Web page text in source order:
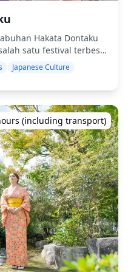
puding matcha yang
dari Jepang. Terakhir,
cara membuat daifuku,
diisi dengan anko
hangat, disandingkan
budaya dan masakan
![]
eea4-48a2-971e-
f4e1-4697-8a65-
4e1b-471d-96f4-
6a2d-4c34-b840-
1778-4300-83c6-
9d9b-4586-b577-
Hakata Dontaku
satu festival terbesar
diadakan setiap
selama Pekan Emas di
Tenjin menjadi
pertunjukan tari,
simbol semangat pesta
Fukuoka, Hakata
wajib dilihat bagi
selama musim
840 tahun ke tahun
yang dikenal
dikatakan telah dimulai.
Tahun Baru di
seperti Tiga Dewa
dan Daikoku)
dan rumah tangga
Japanese Culture
(including transport)